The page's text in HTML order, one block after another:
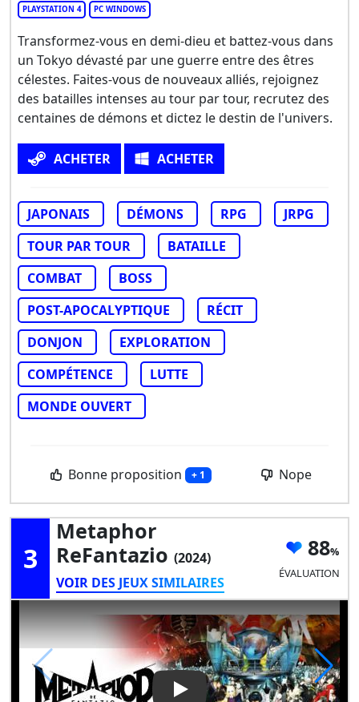
PLAYSTATION 4 PC WINDOWS
Transformez-vous en demi-dieu et battez-vous dans
un Tokyo dévasté par une guerre entre des êtres
célestes. Faites-vous de nouveaux alliés, rejoignez
des batailles intenses au tour par tour, recrutez des
centaines de démons et dictez le destin de l'univers.
ACHETER ACHETER
JAPONAIS DÉMONS RPG
JRPG
TOUR PAR TOUR
BATAILLE
COMBAT
BOSS
POST-APOCALYPTIQUE
RÉCIT
DONJON
EXPLORATION
COMPÉTENCE
LUTTE
MONDE OUVERT
Bonne proposition + 1 Nope
3
Metaphor
ReFantazio (2024)
VOIR DES JEUX SIMILAIRES
88
ÉVALUATION